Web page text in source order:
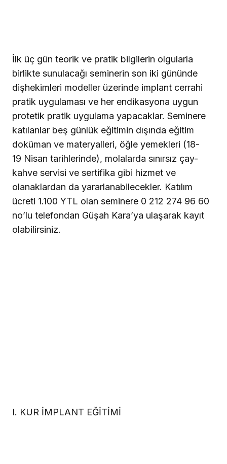
İlk üç gün teorik ve pratik bilgilerin olgularla
birlikte sunulacağı seminerin son iki gününde
dişhekimleri modeller üzerinde implant cerrahi
pratik uygulaması ve her endikasyona uygun
protetik pratik uygulama yapacaklar. Seminere
katılanlar beş günlük eğitimin dışında eğitim
doküman ve materyalleri, öğle yemekleri (18-
19 Nisan tarihlerinde), molalarda sınırsız çay-
kahve servisi ve sertifika gibi hizmet ve
olanaklardan da yararlanabilecekler. Katılım
ücreti 1.100 YTL olan seminere 0 212 274 96 60
no’lu telefondan Güşah Kara’ya ulaşarak kayıt
olabilirsiniz.
I. KUR İMPLANT EĞİTİMİ